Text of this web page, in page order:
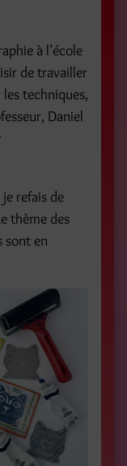
à l’école
de travailler
les techniques,
Daniel
refais de
thème des
sont en